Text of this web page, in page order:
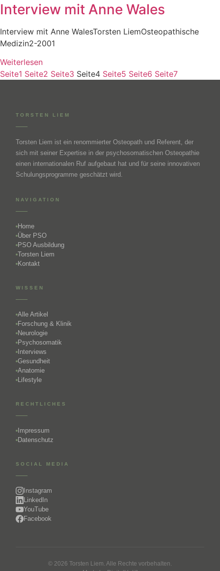
Interview mit Anne Wales
Interview mit Anne WalesTorsten LiemOsteopathische
Medizin2-2001
Weiterlesen
Seite1 Seite2 Seite3 Seite4 Seite5 Seite6 Seite7
TORSTEN LIEM
Torsten Liem ist ein renommierter Osteopath und Referent, der
sich mit seiner Expertise in der psychosomatischen Osteopathie
einen internationalen Ruf aufgebaut hat und für seine innovativen
Schulungsprogramme geschätzt wird.
NAVIGATION
Home
Über PSO
PSO Ausbildung
Torsten Liem
Kontakt
WISSEN
Alle Artikel
Forschung & Klinik
Neurologie
Psychosomatik
Interviews
Gesundheit
Anatomie
Lifestyle
RECHTLICHES
Impressum
Datenschutz
SOCIAL MEDIA
Instagram
LinkedIn
YouTube
Facebook
© 2026 Torsten Liem. Alle Rechte vorbehalten.